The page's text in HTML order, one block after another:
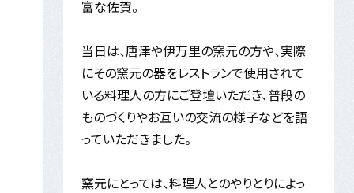
富な佐賀。
当日は、唐津や伊万里の窯元の方や、実際
にその窯元の器をレストランで使用されて
いる料理人の方にご登壇いただき、普段の
ものづくりやお互いの交流の様子などを語
っていただきました。
窯元にとっては、料理人とのやりとりによっ